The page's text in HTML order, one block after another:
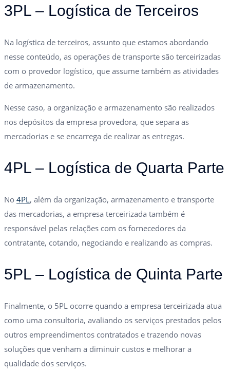
3PL – Logística de Terceiros
Na logística de terceiros, assunto que estamos abordando
nesse conteúdo, as operações de transporte são terceirizadas
com o provedor logístico, que assume também as atividades
de armazenamento.
Nesse caso, a organização e armazenamento são realizados
nos depósitos da empresa provedora, que separa as
mercadorias e se encarrega de realizar as entregas.
4PL – Logística de Quarta Parte
No 4PL, além da organização, armazenamento e transporte
das mercadorias, a empresa terceirizada também é
responsável pelas relações com os fornecedores da
contratante, cotando, negociando e realizando as compras.
5PL – Logística de Quinta Parte
Finalmente, o 5PL ocorre quando a empresa terceirizada atua
como uma consultoria, avaliando os serviços prestados pelos
outros empreendimentos contratados e trazendo novas
soluções que venham a diminuir custos e melhorar a
qualidade dos serviços.